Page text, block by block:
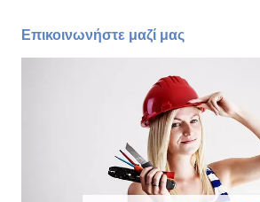
Επικοινωνήστε μαζί μας